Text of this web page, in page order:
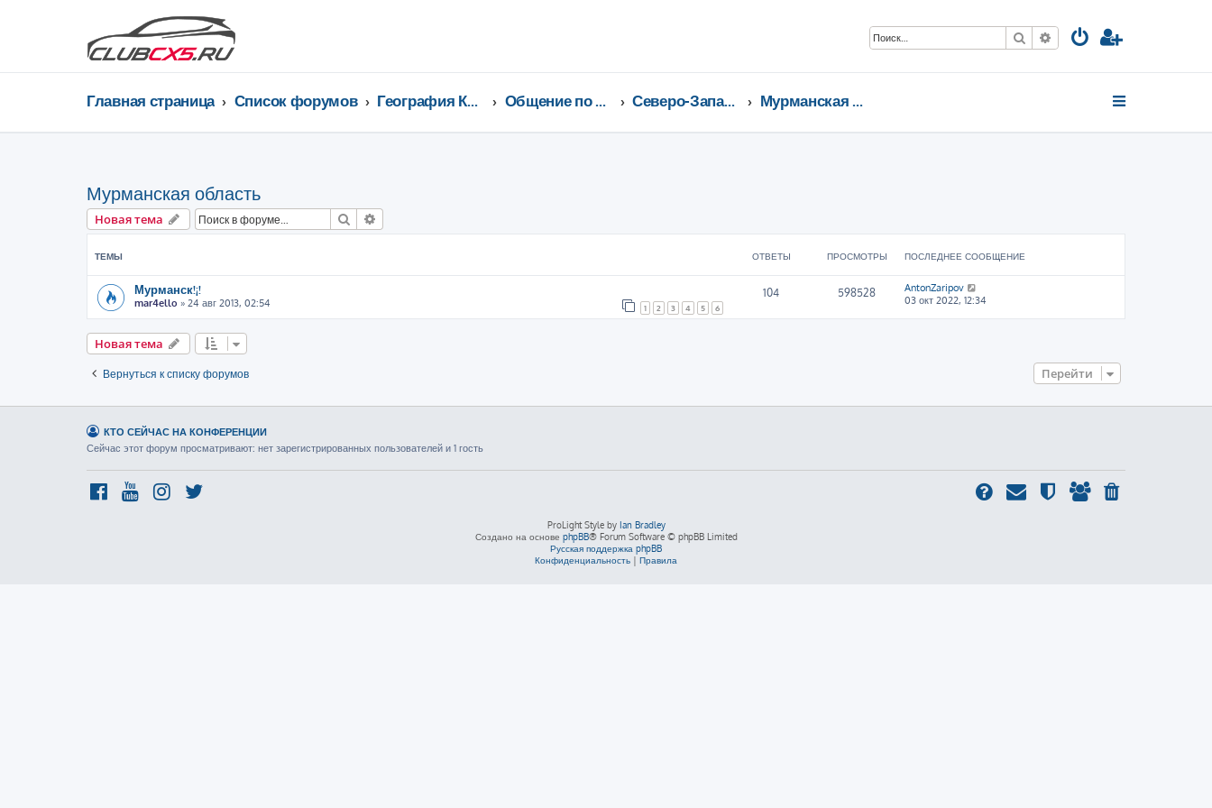
Поиск Расширенный поиск
Главная страница Список форумов География Клуба CX-5 CLUB Общение по регионам Северо-Западный федеральный округ Мурманская область
Мурманская область
Новая тема Поиск
ТЕМЫ ОТВЕТЫ ПРОСМОТРЫ ПОСЛЕДНЕЕ СООБЩЕНИЕ
Мурманск!¡!
mar4ello » 24 авг 2013, 02:54 1 2 3 4 5 6
104 598528
AntonZaripov
03 окт 2022, 12:34
Новая тема
Вернуться к списку форумов Перейти
КТО СЕЙЧАС НА КОНФЕРЕНЦИИ
Сейчас этот форум просматривают: нет зарегистрированных пользователей и 1 гость
ProLight Style by Ian Bradley
Создано на основе phpBB® Forum Software © phpBB Limited
Русская поддержка phpBB
Конфиденциальность | Правила